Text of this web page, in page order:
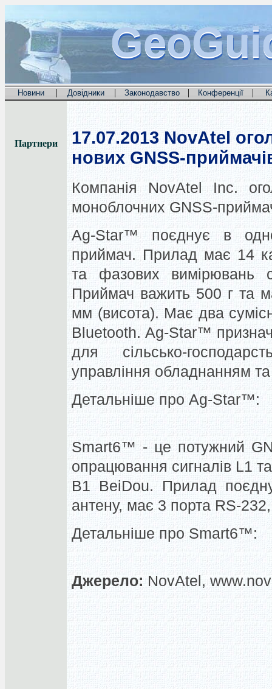
Новини | Довідники | Законодавство | Конференції |
Партнери 17.07.2013 NovAtel
нових GNSS-
Компанія NovAtel Inc.
моноблочних GNSS-
Ag-Star™ поєднує в
приймач. Прилад має 14
та фазових
Приймач важить 500 г та
мм (висота). Має два
Bluetooth. Ag-Star™
для сільсько-
управління обладнанням
Детальніше про Ag-Star™:
Smart6™ - це потужний
опрацювання сигналів L1
B1 BeiDou. Прилад
антену, має 3 порта RS-
Детальніше про Smart6™:
Джерело: NovAtel,